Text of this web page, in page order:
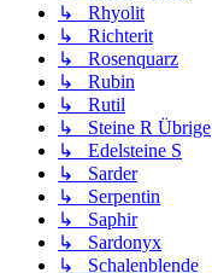
↳ Rhyolit
↳ Richterit
↳ Rosenquarz
↳ Rubin
↳ Rutil
↳ Steine R Übrige
↳ Edelsteine S
↳ Sarder
↳ Serpentin
↳ Saphir
↳ Sardonyx
↳ Schalenblende